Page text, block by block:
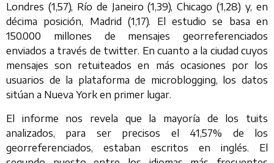
Londres (1,57), Río de Janeiro (1,39), Chicago (1,28) y, en
décima posición, Madrid (1,17). El estudio se basa en
150.000 millones de mensajes georreferenciados
enviados a través de twitter. En cuanto a la ciudad cuyos
mensajes son retuiteados en más ocasiones por los
usuarios de la plataforma de microblogging, los datos
sitúan a Nueva York en primer lugar.
El informe nos revela que la mayoría de los tuits
analizados, para ser precisos el 41,57% de los
georreferenciados, estaban escritos en inglés. El